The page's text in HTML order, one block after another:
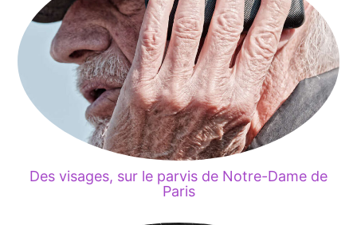
Des visages, sur le parvis de Notre-Dame de
Paris